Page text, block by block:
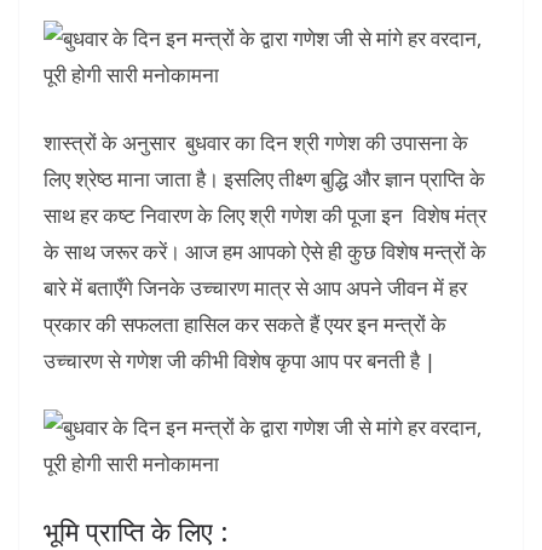
शास्त्रों के अनुसार बुधवार का दिन श्री गणेश की उपासना के
लिए श्रेष्ठ माना जाता है। इसलिए तीक्ष्ण बुद्धि और ज्ञान प्राप्ति के
साथ हर कष्ट निवारण के लिए श्री गणेश की पूजा इन विशेष मंत्र
के साथ जरूर करें। आज हम आपको ऐसे ही कुछ विशेष मन्त्रों के
बारे में बताएँगे जिनके उच्चारण मात्र से आप अपने जीवन में हर
प्रकार की सफलता हासिल कर सकते हैं एयर इन मन्त्रों के
उच्चारण से गणेश जी कीभी विशेष कृपा आप पर बनती है |
भूमि प्राप्ति के लिए :